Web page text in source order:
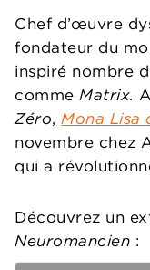
Chef d’œuvre
fondateur du
inspiré nombre
commeMatrix.
Zéro,Mona Lisa
novembre chez
qui a
Découvrez un
Neuromancien :